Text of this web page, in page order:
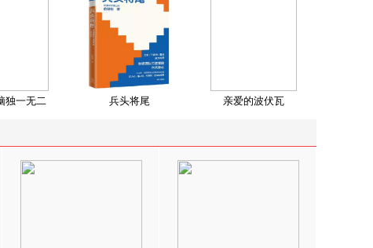
独一无二 兵头将尾 亲爱的波伏瓦